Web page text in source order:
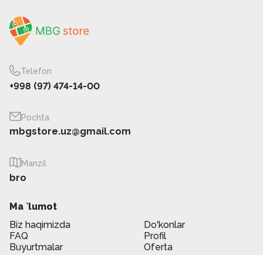
Telefon
+998 (97) 474-14-00
Pochta
mbgstore.uz@gmail.com
Manzil
bro
Ma `lumot
Biz haqimizda
Do'konlar
FAQ
Profil
Buyurtmalar
Oferta